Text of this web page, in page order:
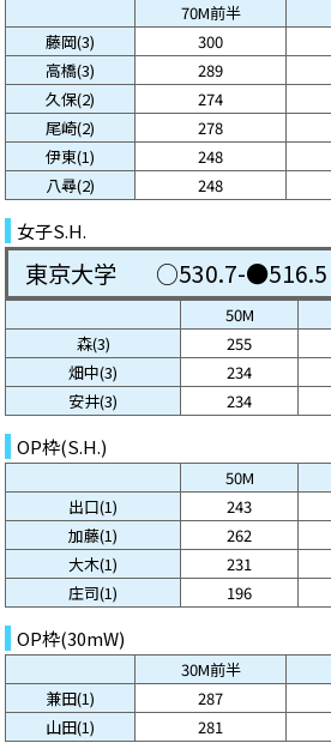
70M前半
藤岡(3)
300
高橋(3)
289
久保(2)
274
尾崎(2)
278
伊東(1)
248
八尋(2)
248
女子S.H.
東京大学 ○530.7-●516.5
50M
森(3)
255
畑中(3)
234
安井(3)
234
OP枠(S.H.)
50M
出口(1)
243
加藤(1)
262
大木(1)
231
庄司(1)
196
OP枠(30mW)
30M前半
兼田(1)
287
山田(1)
281